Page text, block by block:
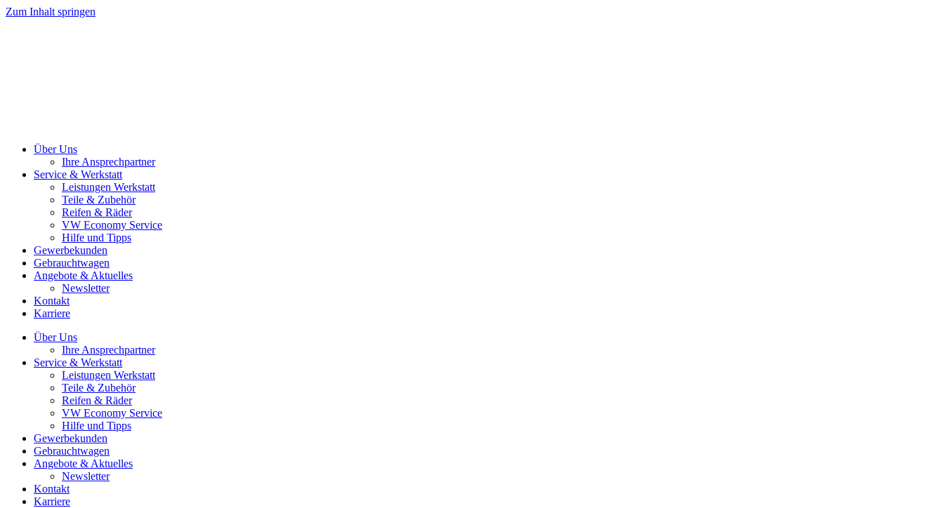
Zum Inhalt springen
Über Uns
Ihre Ansprechpartner
Service & Werkstatt
Leistungen Werkstatt
Teile & Zubehör
Reifen & Räder
VW Economy Service
Hilfe und Tipps
Gewerbekunden
Gebrauchtwagen
Angebote & Aktuelles
Newsletter
Kontakt
Karriere
Über Uns
Ihre Ansprechpartner
Service & Werkstatt
Leistungen Werkstatt
Teile & Zubehör
Reifen & Räder
VW Economy Service
Hilfe und Tipps
Gewerbekunden
Gebrauchtwagen
Angebote & Aktuelles
Newsletter
Kontakt
Karriere